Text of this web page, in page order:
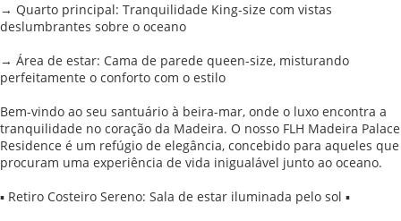
→ Quarto principal: Tranquilidade King-size com vistas
deslumbrantes sobre o oceano
→ Área de estar: Cama de parede queen-size, misturando
perfeitamente o conforto com o estilo
Bem-vindo ao seu santuário à beira-mar, onde o luxo encontra a
tranquilidade no coração da Madeira. O nosso FLH Madeira Palace
Residence é um refúgio de elegância, concebido para aqueles que
procuram uma experiência de vida inigualável junto ao oceano.
▪ Retiro Costeiro Sereno: Sala de estar iluminada pelo sol ▪